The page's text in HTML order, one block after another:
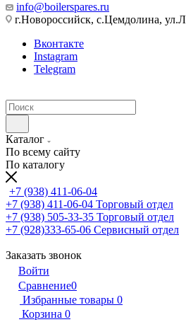
info@boilerspares.ru
г.Новороссийск, с.Цемдолина,
Вконтакте
Instagram
Telegram
Каталог
По всему сайту
По каталогу
+7 (938) 411-06-04
+7 (938) 411-06-04 Торговый отдел
+7 (938) 505-33-35 Торговый отдел
+7 (928)333-65-06 Сервисный отдел
Заказать звонок
Войти
Сравнение0
Избранные товары 0
Корзина 0